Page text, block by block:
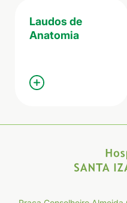
Laudos de
Anatomia